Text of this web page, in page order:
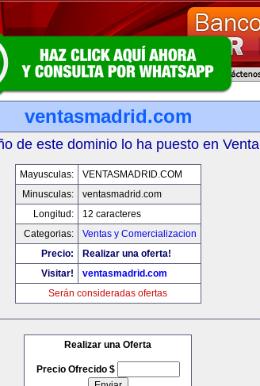
ventasmadrid.com
de este dominio lo ha puesto en Venta
Mayusculas:
VENTASMADRID.COM
Minusculas:
ventasmadrid.com
Longitud:
12 caracteres
Categorias:
Ventas y Comercializacion
Precio:
Realizar una oferta!
Visitar!
ventasmadrid.com
Serán consideradas ofertas
Realizar una Oferta
Precio Ofrecido $